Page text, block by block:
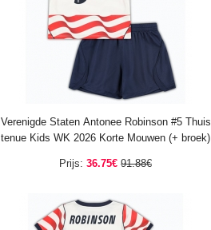
Verenigde Staten Antonee Robinson #5 Thuis
tenue Kids WK 2026 Korte Mouwen (+ broek)
Prijs: 36.75€ 91.88€